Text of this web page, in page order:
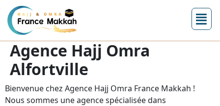
Agence Hajj Omra
Alfortville
Bienvenue chez Agence Hajj Omra France Makkah !
Nous sommes une agence spécialisée dans